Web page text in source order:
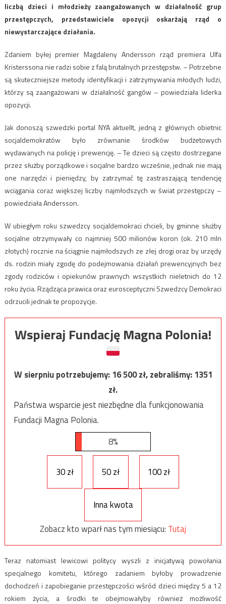
liczbą dzieci i młodzieży zaangażowanych w działalność grup
przestępczych, przedstawiciele opozycji oskarżają rząd o
niewystarczające działania.
Zdaniem byłej premier Magdaleny Andersson rząd premiera Ulfa
Kristerssona nie radzi sobie z falą brutalnych przestępstw. – Potrzebne
są skuteczniejsze metody identyfikacji i zatrzymywania młodych ludzi,
którzy są zaangażowani w działalność gangów – powiedziała liderka
opozycji.
Jak donoszą szwedzki portal NYA aktuellt, jedną z głównych obietnic
socjaldemokratów było zrównanie środków budżetowych
wydawanych na policję i prewencję. – Te dzieci są często dostrzegane
przez służby porządkowe i socjalne bardzo wcześnie, jednak nie mają
one narzędzi i pieniędzy, by zatrzymać tę zastraszającą tendencję
wciągania coraz większej liczby najmłodszych w świat przestępczy –
powiedziała Andersson.
W ubiegłym roku szwedzcy socjaldemokraci chcieli, by gminne służby
socjalne otrzymywały co najmniej 500 milionów koron (ok. 210 mln
złotych) rocznie na ściągnie najmłodszych ze złej drogi oraz by urzędy
ds. rodzin miały zgodę do podejmowania działań prewencyjnych bez
zgody rodziców i opiekunów prawnych wszystkich nieletnich do 12
roku życia. Rządząca prawica oraz eurosceptyczni Szwedzcy Demokraci
odrzucili jednak te propozycje.
Wspieraj Fundację Magna Polonia!
W sierpniu potrzebujemy:16 500zł, zebraliśmy:1351
zł.
Państwa wsparcie jest niezbędne dla funkcjonowania
Fundacji Magna Polonia.
8%
30 zł 50 zł 100 zł
Inna kwota
Zobacz kto wparł nas tym miesiącu: Tutaj
Teraz natomiast lewicowi politycy wyszli z inicjatywą powołania
specjalnego komitetu, którego zadaniem byłoby prowadzenie
dochodzeń i zapobieganie przestępczości wśród dzieci między 5 a 12
rokiem życia, a środki te obejmowałyby również możliwość